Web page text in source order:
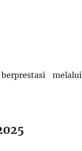
melalui